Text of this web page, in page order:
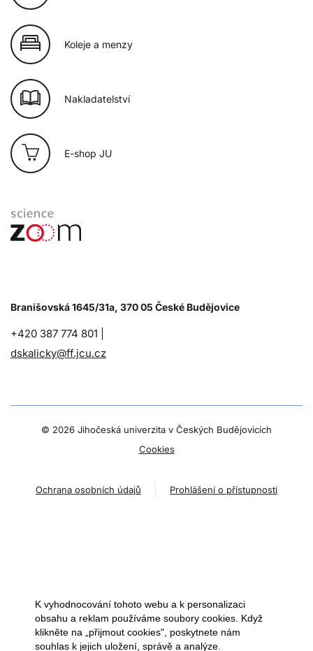
Koleje a menzy
Nakladatelství
E-shop JU
Branišovská 1645/31a, 370 05 České Budějovice
+420 387 774 801 |
dskalicky@ff.jcu.cz
© 2026 Jihočeská univerzita v Českých Budějovicích
Cookies
Ochrana osobních údajů Prohlášení o přístupnosti
K vyhodnocování tohoto webu a k personalizaci
obsahu a reklam používáme soubory cookies. Když
klikněte na „přijmout cookies", poskytnete nám
souhlas k jejich uložení, správě a analýze.